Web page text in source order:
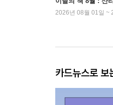
2026년 08월 01일 ~
카드뉴스로 보